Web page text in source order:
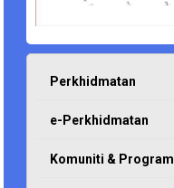
Perkhidmatan
e-Perkhidmatan
Komuniti & Program